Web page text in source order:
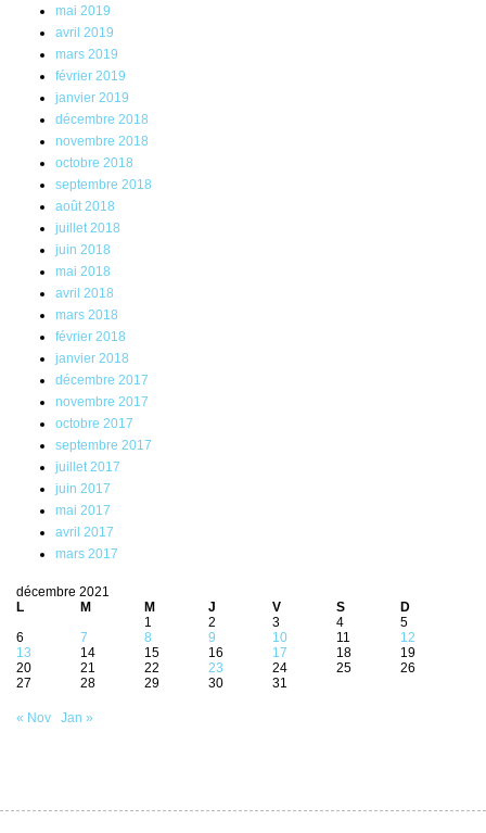
mai 2019
avril 2019
mars 2019
février 2019
janvier 2019
décembre 2018
novembre 2018
octobre 2018
septembre 2018
août 2018
juillet 2018
juin 2018
mai 2018
avril 2018
mars 2018
février 2018
janvier 2018
décembre 2017
novembre 2017
octobre 2017
septembre 2017
juillet 2017
juin 2017
mai 2017
avril 2017
mars 2017
décembre 2021
L
M M J V S
D
1
2 3 4
5
6
7 8 9 10 11
12
13
14 15 16 17 18
19
20
21 22 23 24 25
26
27
28 29 30 31
« Nov Jan »